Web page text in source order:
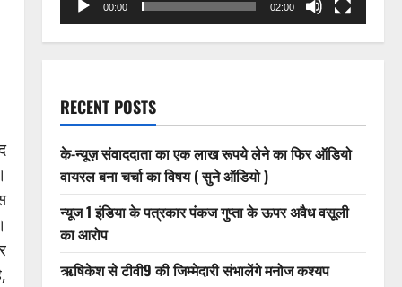
00:00 02:00
RECENT POSTS
के-न्यूज़ संवाददाता का एक लाख रूपये लेने का फिर ऑडियो
वायरल बना चर्चा का विषय ( सुने ऑडियो )
न्यूज 1 इंडिया के पत्रकार पंकज गुप्ता के ऊपर अवैध वसूली
का आरोप
ऋषिकेश से टीवी9 की जिम्मेदारी संभालेंगे मनोज कश्यप